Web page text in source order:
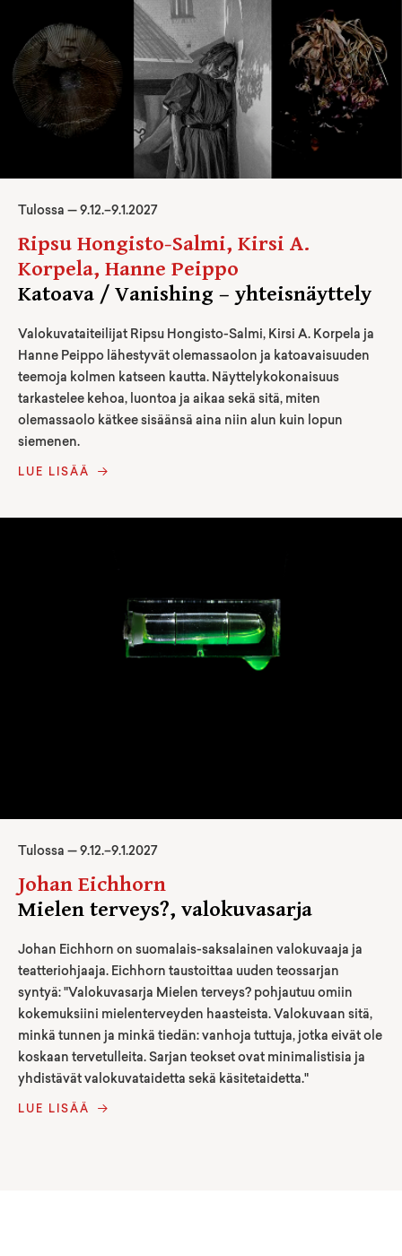
Tulossa — 9.12.–9.1.2027
Ripsu Hongisto-Salmi, Kirsi A.
Korpela, Hanne Peippo
Katoava / Vanishing – yhteisnäyttely
Valokuvataiteilijat Ripsu Hongisto-Salmi, Kirsi A. Korpela ja
Hanne Peippo lähestyvät olemassaolon ja katoavaisuuden
teemoja kolmen katseen kautta. Näyttelykokonaisuus
tarkastelee kehoa, luontoa ja aikaa sekä sitä, miten
olemassaolo kätkee sisäänsä aina niin alun kuin lopun
siemenen.
LUE LISÄÄ
Tulossa — 9.12.–9.1.2027
Johan Eichhorn
Mielen terveys?, valokuvasarja
Johan Eichhorn on suomalais-saksalainen valokuvaaja ja
teatteriohjaaja. Eichhorn taustoittaa uuden teossarjan
syntyä: "Valokuvasarja Mielen terveys? pohjautuu omiin
kokemuksiini mielenterveyden haasteista. Valokuvaan sitä,
minkä tunnen ja minkä tiedän: vanhoja tuttuja, jotka eivät ole
koskaan tervetulleita. Sarjan teokset ovat minimalistisia ja
yhdistävät valokuvataidetta sekä käsitetaidetta."
LUE LISÄÄ